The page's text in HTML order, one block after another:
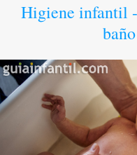
Higiene infantil